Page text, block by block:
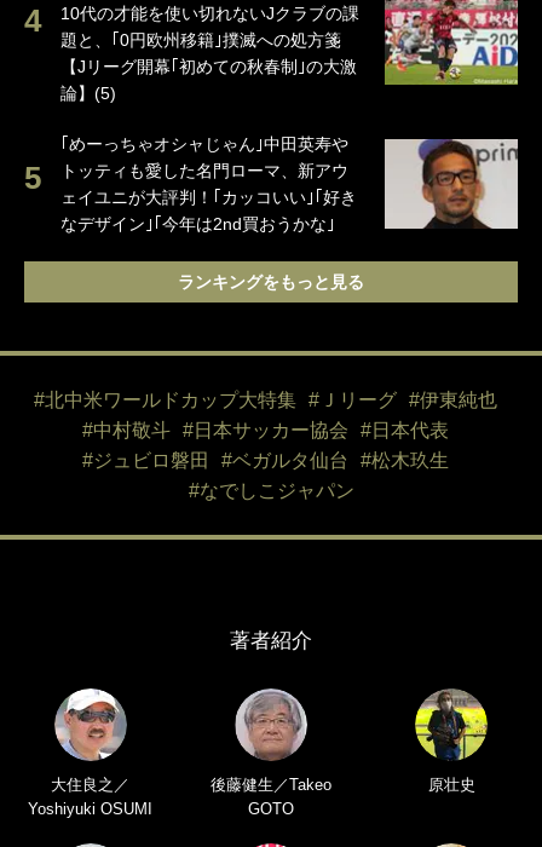
10代の才能を使い切れないJクラブの課
題と、｢0円欧州移籍｣撲滅への処方箋
【Jリーグ開幕｢初めての秋春制｣の大激
論】(5)
｢めーっちゃオシャじゃん｣中田英寿や
トッティも愛した名門ローマ、新アウ
ェイユニが大評判！｢カッコいい｣｢好き
なデザイン｣｢今年は2nd買おうかな｣
ランキングをもっと見る
#北中米ワールドカップ大特集 #Ｊリーグ
#伊東純也
#中村敬斗
#日本サッカー協会
#日本代表
#ジュビロ磐田
#ベガルタ仙台
#松木玖生
#なでしこジャパン
著者紹介
大住良之／
Yoshiyuki OSUMI
後藤健生／Takeo
GOTO
原壮史